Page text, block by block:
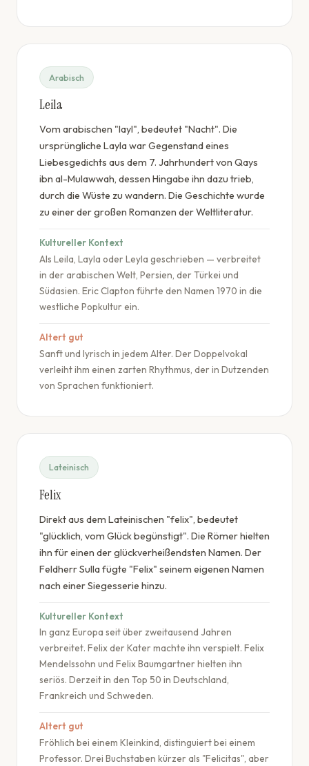
Arabisch
Leila
Vom arabischen "layl", bedeutet "Nacht". Die
ursprüngliche Layla war Gegenstand eines
Liebesgedichts aus dem 7. Jahrhundert von Qays
ibn al-Mulawwah, dessen Hingabe ihn dazu trieb,
durch die Wüste zu wandern. Die Geschichte wurde
zu einer der großen Romanzen der Weltliteratur.
Kultureller Kontext
Als Leila, Layla oder Leyla geschrieben — verbreitet
in der arabischen Welt, Persien, der Türkei und
Südasien. Eric Clapton führte den Namen 1970 in die
westliche Popkultur ein.
Altert gut
Sanft und lyrisch in jedem Alter. Der Doppelvokal
verleiht ihm einen zarten Rhythmus, der in Dutzenden
von Sprachen funktioniert.
Lateinisch
Felix
Direkt aus dem Lateinischen "felix", bedeutet
"glücklich, vom Glück begünstigt". Die Römer hielten
ihn für einen der glückverheißendsten Namen. Der
Feldherr Sulla fügte "Felix" seinem eigenen Namen
nach einer Siegesserie hinzu.
Kultureller Kontext
In ganz Europa seit über zweitausend Jahren
verbreitet. Felix der Kater machte ihn verspielt. Felix
Mendelssohn und Felix Baumgartner hielten ihn
seriös. Derzeit in den Top 50 in Deutschland,
Frankreich und Schweden.
Altert gut
Fröhlich bei einem Kleinkind, distinguiert bei einem
Professor. Drei Buchstaben kürzer als "Felicitas", aber